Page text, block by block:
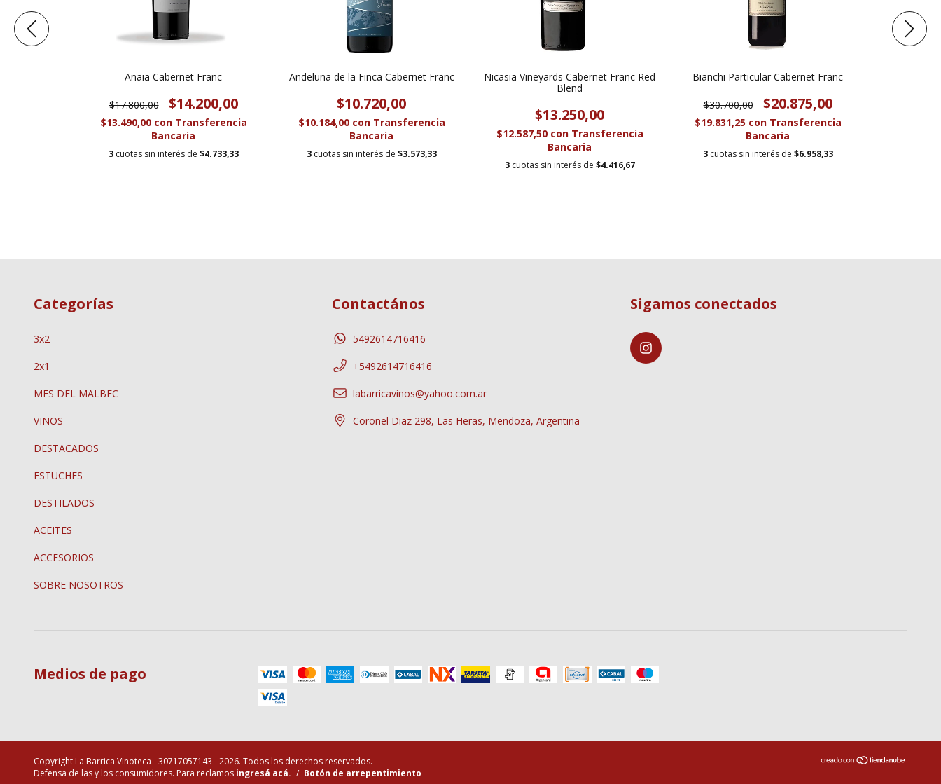
Anaia Cabernet Franc
$17.800,00 $14.200,00
$13.490,00 con Transferencia
Bancaria
3 cuotas sin interés de $4.733,33
Andeluna de la Finca Cabernet Franc
$10.720,00
$10.184,00 con Transferencia
Bancaria
3 cuotas sin interés de $3.573,33
Nicasia Vineyards Cabernet Franc Red
Blend
$13.250,00
$12.587,50 con Transferencia
Bancaria
3 cuotas sin interés de $4.416,67
Bianchi Particular Cabernet Franc
$30.700,00 $20.875,00
$19.831,25 con Transferencia
Bancaria
3 cuotas sin interés de $6.958,33
Categorías
3x2
2x1
MES DEL MALBEC
VINOS
DESTACADOS
ESTUCHES
DESTILADOS
ACEITES
ACCESORIOS
SOBRE NOSOTROS
Contactános
5492614716416
+5492614716416
labarricavinos@yahoo.com.ar
Coronel Diaz 298, Las Heras, Mendoza, Argentina
Sigamos conectados
Medios de pago
Copyright La Barrica Vinoteca - 30717057143 - 2026. Todos los derechos reservados.
Defensa de las y los consumidores. Para reclamos ingresá acá. / Botón de arrepentimiento